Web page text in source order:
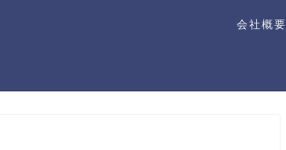
会社概要